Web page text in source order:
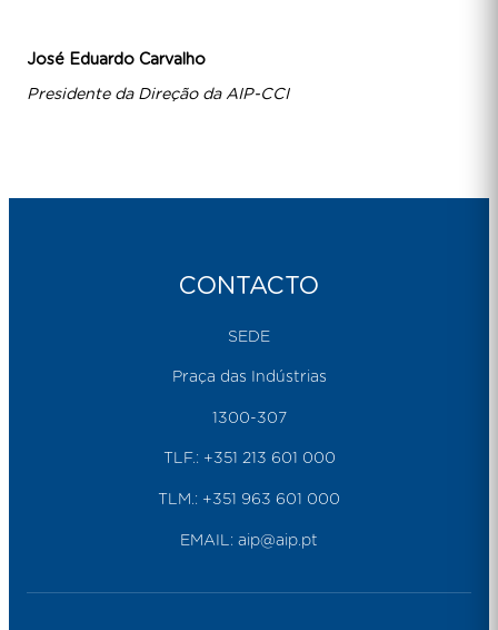
José Eduardo Carvalho
Presidente da Direção da AIP-CCI
CONTACTO
SEDE
Praça das Indústrias
1300-307
TLF.: +351 213 601 000
TLM.: +351 963 601 000
EMAIL: aip@aip.pt